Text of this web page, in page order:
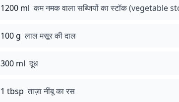
1200 ml कम नमक वाला सब्जियों का स्टॉक (vegetable
100 g लाल मसूर की दाल
300 ml दूध
1 tbsp ताज़ा नींबू का रस